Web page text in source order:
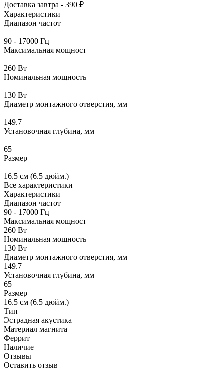
Доставка завтра - 390 ₽
Характеристики
Диапазон частот
—
90 - 17000 Гц
Максимальная мощност
—
260 Вт
Номинальная мощность
—
130 Вт
Диаметр монтажного отверстия, мм
—
149.7
Установочная глубина, мм
—
65
Размер
—
16.5 см (6.5 дюйм.)
Все характеристики
Характеристики
Диапазон частот
90 - 17000 Гц
Максимальная мощност
260 Вт
Номинальная мощность
130 Вт
Диаметр монтажного отверстия, мм
149.7
Установочная глубина, мм
65
Размер
16.5 см (6.5 дюйм.)
Тип
Эстрадная акустика
Материал магнита
Феррит
Наличие
Отзывы
Оставить отзыв